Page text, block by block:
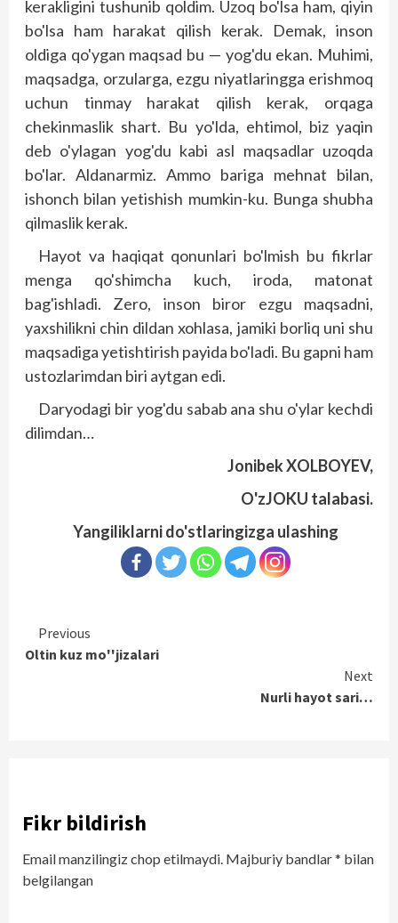
kerakligini tushunib qoldim. Uzoq bo'lsa ham, qiyin
bo'lsa ham harakat qilish kerak. Demak, inson
oldiga qo'ygan maqsad bu — yog'du ekan. Muhimi,
maqsadga, orzularga, ezgu niyatlaringga erishmoq
uchun tinmay harakat qilish kerak, orqaga
chekinmaslik shart. Bu yo'lda, ehtimol, biz yaqin
deb o'ylagan yog'du kabi asl maqsadlar uzoqda
bo'lar. Aldanarmiz. Ammo bariga mehnat bilan,
ishonch bilan yetishish mumkin-ku. Bunga shubha
qilmaslik kerak.
Hayot va haqiqat qonunlari bo'lmish bu fikrlar
menga qo'shimcha kuch, iroda, matonat
bag'ishladi. Zero, inson biror ezgu maqsadni,
yaxshilikni chin dildan xohlasa, jamiki borliq uni shu
maqsadiga yetishtirish payida bo'ladi. Bu gapni ham
ustozlarimdan biri aytgan edi.
Daryodagi bir yog'du sabab ana shu o'ylar kechdi
dilimdan…
Jonibek XOLBOYEV,
O'zJOKU talabasi.
Yangiliklarni do'stlaringizga ulashing
Continue
Reading
Previous
Oltin kuz mo''jizalari
Next
Nurli hayot sari…
Fikr bildirish
Email manzilingiz chop etilmaydi. Majburiy bandlar* bilan
belgilangan